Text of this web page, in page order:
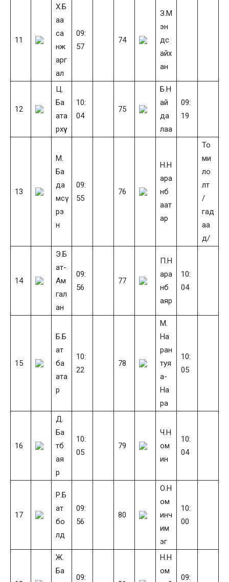
11
Х.Б
аа
са
нж
арг
ал
09:
57
74
З.М
эн
дс
айх
ан
12
Ц.
Ба
ата
рхүү
10:
04
75
Б.Н
ай
да
лаа
09:
19
13
М.
Ба
да
мсү
рэ
н
09:
55
76
Н.Н
ара
нб
аат
ар
То
ми
ло
лт
/
гад
аа
д/
14
Э.Б
ат-
Ам
гал
ан
09:
56
77
П.Н
ара
нб
аяр
10:
04
15
Б.Б
ат
ба
ата
р
10:
22
78
М.
На
ран
туя
а-
На
ра
10:
05
16
Д.
Ба
тб
ая
р
10:
05
79
Ч.Н
ом
ин
10:
04
17
Р.Б
ат
бо
лд
09:
56
80
О.Н
ом
инч
им
эг
10:
00
Ж.
Ба
09:
Н.Н
ом
09: